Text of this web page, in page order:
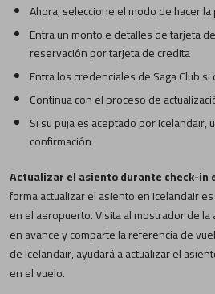
Ahora, seleccione el modo de hacer la
Entra un monto e detalles de tarjeta
reservación por tarjeta de credita
Entra los credenciales de Saga Club
Continua con el proceso de
Si su puja es aceptado por
confirmación
Actualizar el asiento durante check-in
forma actualizar el asiento en Icelandair
en el aeropuerto. Visita al mostrador de
en avance y comparte la referencia de
de Icelandair, ayudará a actualizar el
en el vuelo.